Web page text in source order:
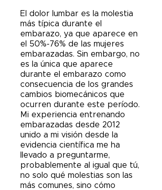
El dolor lumbar es la molestia
más típica durante el
embarazo, ya que aparece en
el 50%-76% de las mujeres
embarazadas. Sin embargo, no
es la única que aparece
durante el embarazo como
consecuencia de los grandes
cambios biomecánicos que
ocurren durante este período.
Mi experiencia entrenando
embarazadas desde 2012
unido a mi visión desde la
evidencia científica me ha
llevado a preguntarme,
probablemente al igual que tú,
no solo qué molestias son las
más comunes, sino cómo